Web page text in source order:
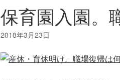
保育園入園。